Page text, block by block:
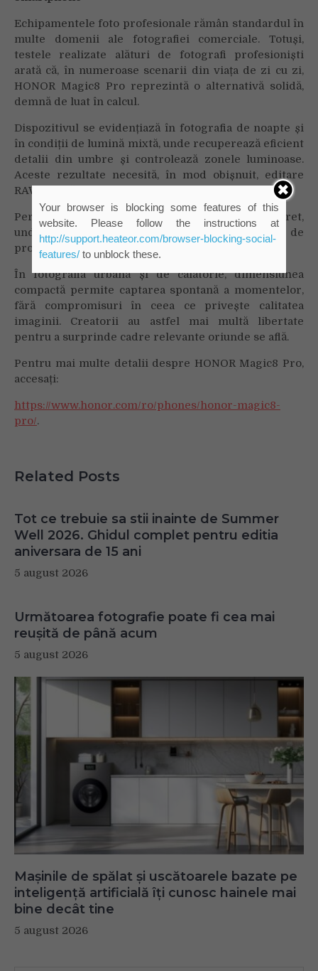
Echipamentele foto profesionale rămân standardul în
multe domenii ale fotografiei comerciale. Totuși,
testele realizate alături de fotografi profesioniști
arată că, în numeroase scenarii din viața de zi cu zi,
HONOR Magic8 Pro reprezintă o alternativă solidă,
demnă de luat în calcul.
Dispozitivul se evidențiază în fotografia de noapte și
în condiții de lumină mixtă, unde recuperează eficient
detalii din umbre și controlează zonele luminoase.
Aceste rezultate necesită, în mod obișnuit, editare
RAW atentă pe computer.
Performanța se remarcă și în fotografia de portret,
unde separarea subiectului de fundal și efectul de
profunzime oferă un aspect natural și echilibrat.
În fotografia urbană și de călătorie, dimensiunea
compactă permite captarea spontană a momentelor,
fără compromisuri în ceea ce privește calitatea
imaginii. Creatorii au astfel mai multă libertate
pentru a surprinde cadre relevante oriunde se află.
Pentru mai multe detalii despre HONOR Magic8 Pro,
accesați:
https://www.honor.com/ro/phones/honor-magic8-
pro/.
Related Posts
Tot ce trebuie sa stii inainte de Summer
Well 2026. Ghidul complet pentru editia
aniversara de 15 ani
5 august 2026
Următoarea fotografie poate fi cea mai
reușită de până acum
5 august 2026
Mașinile de spălat și uscătoarele bazate pe
inteligență artificială îți cunosc hainele mai
bine decât tine
5 august 2026
Your browser is blocking some features of this
website. Please follow the instructions at
http://support.heateor.com/browser-blocking-social-
features/to unblock these.